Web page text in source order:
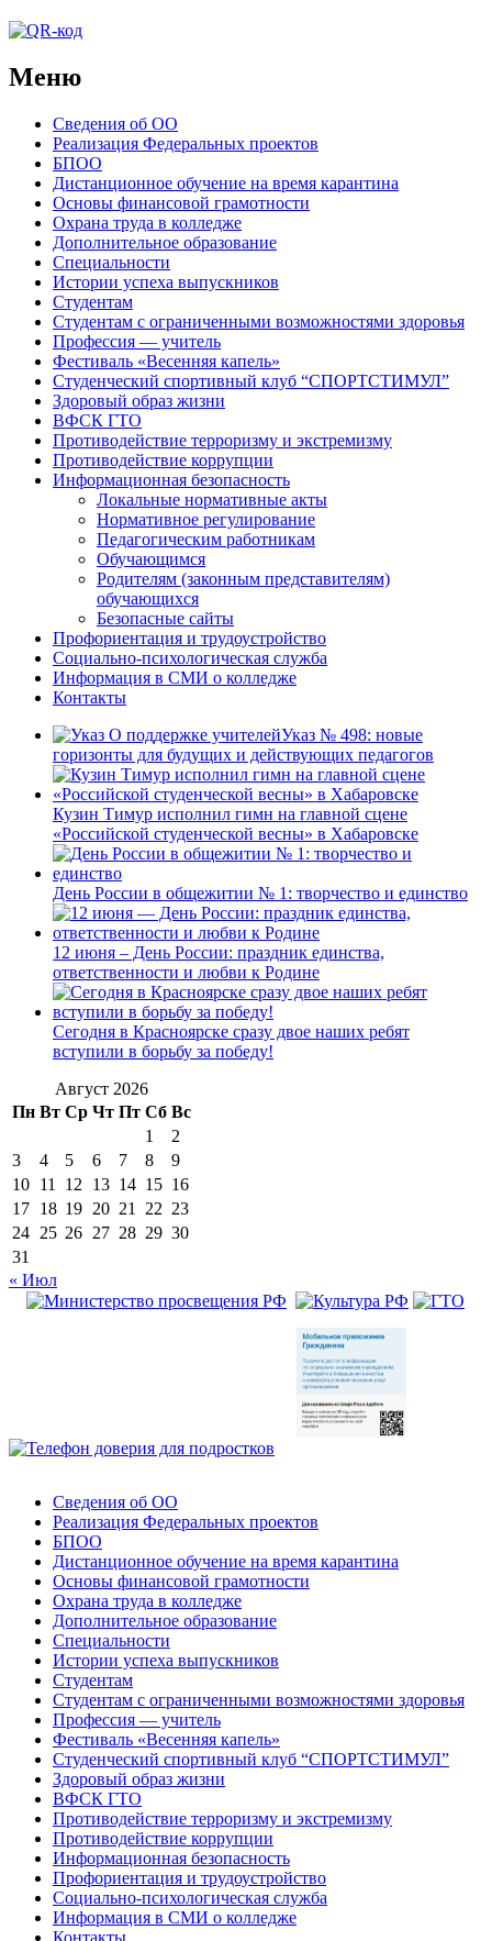
Меню
Сведения об ОО
Реализация Федеральных проектов
БПОО
Дистанционное обучение на время карантина
Основы финансовой грамотности
Охрана труда в колледже
Дополнительное образование
Специальности
Истории успеха выпускников
Студентам
Студентам с ограниченными возможностями здоровья
Профессия — учитель
Фестиваль «Весенняя капель»
Студенческий спортивный клуб “СПОРТСТИМУЛ”
Здоровый образ жизни
ВФСК ГТО
Противодействие терроризму и экстремизму
Противодействие коррупции
Информационная безопасность
Локальные нормативные акты
Нормативное регулирование
Педагогическим работникам
Обучающимся
Родителям (законным представителям)
обучающихся
Безопасные сайты
Профориентация и трудоустройство
Социально-психологическая служба
Информация в СМИ о колледже
Контакты
Указ № 498: новые
горизонты для будущих и действующих педагогов
Кузин Тимур исполнил гимн на главной сцене
«Российской студенческой весны» в Хабаровске
День России в общежитии № 1: творчество и единство
12 июня – День России: праздник единства,
ответственности и любви к Родине
Сегодня в Красноярске сразу двое наших ребят
вступили в борьбу за победу!
Август 2026
Пн Вт Ср Чт Пт Сб Вс
1
2
3
4 5 6 7 8
9
10 11 12 13 14 15 16
17 18 19 20 21 22 23
24 25 26 27 28 29 30
31
« Июл
Сведения об ОО
Реализация Федеральных проектов
БПОО
Дистанционное обучение на время карантина
Основы финансовой грамотности
Охрана труда в колледже
Дополнительное образование
Специальности
Истории успеха выпускников
Студентам
Студентам с ограниченными возможностями здоровья
Профессия — учитель
Фестиваль «Весенняя капель»
Студенческий спортивный клуб “СПОРТСТИМУЛ”
Здоровый образ жизни
ВФСК ГТО
Противодействие терроризму и экстремизму
Противодействие коррупции
Информационная безопасность
Профориентация и трудоустройство
Социально-психологическая служба
Информация в СМИ о колледже
Контакты